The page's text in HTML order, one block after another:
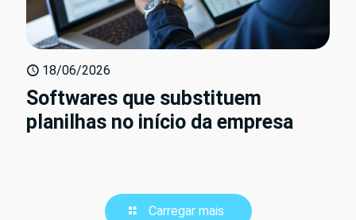
18/06/2026
Softwares que substituem
planilhas no início da empresa
Carregar mais